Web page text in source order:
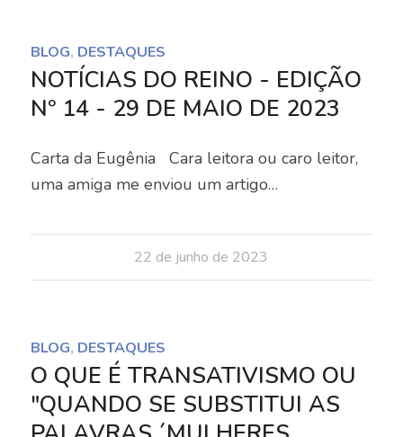
BLOG, DESTAQUES
NOTÍCIAS DO REINO - EDIÇÃO
Nº 14 - 29 DE MAIO DE 2023
Carta da Eugênia Cara leitora ou caro leitor,
uma amiga me enviou um artigo…
22 de junho de 2023
BLOG, DESTAQUES
O QUE É TRANSATIVISMO OU
"QUANDO SE SUBSTITUI AS